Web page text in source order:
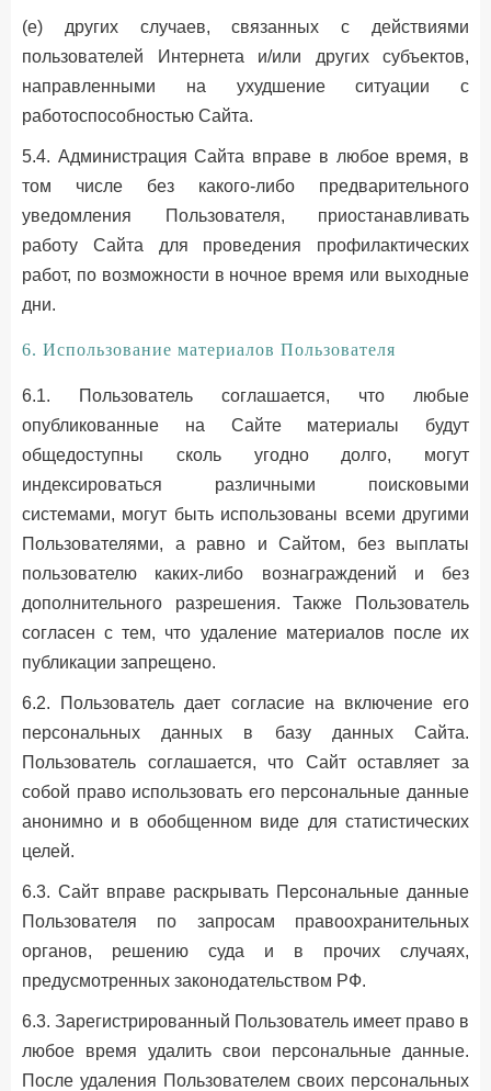
(е) других случаев, связанных с действиями
пользователей Интернета и/или других субъектов,
направленными на ухудшение ситуации с
работоспособностью Сайта.
5.4. Администрация Сайта вправе в любое время, в
том числе без какого-либо предварительного
уведомления Пользователя, приостанавливать
работу Сайта для проведения профилактических
работ, по возможности в ночное время или выходные
дни.
6. Использование материалов Пользователя
6.1. Пользователь соглашается, что любые
опубликованные на Сайте материалы будут
общедоступны сколь угодно долго, могут
индексироваться различными поисковыми
системами, могут быть использованы всеми другими
Пользователями, а равно и Сайтом, без выплаты
пользователю каких-либо вознаграждений и без
дополнительного разрешения. Также Пользователь
согласен с тем, что удаление материалов после их
публикации запрещено.
6.2. Пользователь дает согласие на включение его
персональных данных в базу данных Сайта.
Пользователь соглашается, что Сайт оставляет за
собой право использовать его персональные данные
анонимно и в обобщенном виде для статистических
целей.
6.3. Сайт вправе раскрывать Персональные данные
Пользователя по запросам правоохранительных
органов, решению суда и в прочих случаях,
предусмотренных законодательством РФ.
6.3. Зарегистрированный Пользователь имеет право в
любое время удалить свои персональные данные.
После удаления Пользователем своих персональных